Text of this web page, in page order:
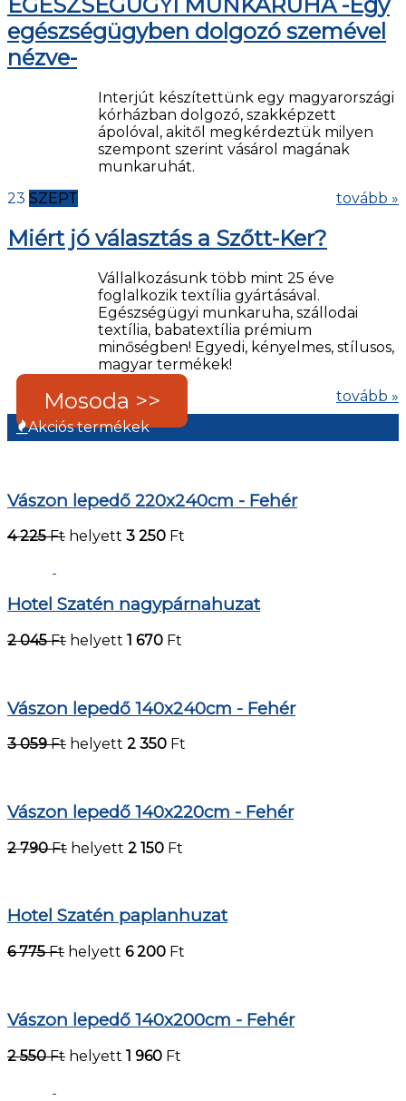
egészségügyben dolgozó szemével
nézve-
Interjút készítettünk egy magyarországi
kórházban dolgozó, szakképzett
ápolóval, akitől megkérdeztük milyen
szempont szerint vásárol magának
munkaruhát.
tovább »
23 SZEPT
Miért jó választás a Szőtt-Ker?
Vállalkozásunk több mint 25 éve
foglalkozik textília gyártásával.
Egészségügyi munkaruha, szállodai
textília, babatextília prémium
minőségben! Egyedi, kényelmes, stílusos,
magyar termékek!
tovább »
Mosoda >>
Akciós termékek
Vászon lepedő 220x240cm - Fehér
4 225 Ft helyett 3 250 Ft
Hotel Szatén nagypárnahuzat
2 045 Ft helyett 1 670 Ft
Vászon lepedő 140x240cm - Fehér
3 059 Ft helyett 2 350 Ft
Vászon lepedő 140x220cm - Fehér
2 790 Ft helyett 2 150 Ft
Hotel Szatén paplanhuzat
6 775 Ft helyett 6 200 Ft
Vászon lepedő 140x200cm - Fehér
2 550 Ft helyett 1 960 Ft